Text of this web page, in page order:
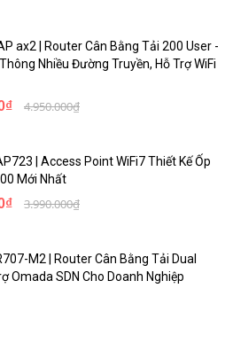
Key Gen2 Plus
được cài đặt dễ dàng, sử dụng trình
lập Bluetooth từ thiết bị di động của
UniFi Protect của bạn được thiết lập và
lý mạng UniFi SDN.
UniFi Protect ứng dụng di động.
hoặc QC 2.0 USB-C.
cấp lên 5 TB).
phía trước để xem chi tiết hệ thống.
ax2 | Router Cân Bằng Tải 200 User -
Nhiều Đường Truyền, Hỗ Trợ WiFi
4.950.000₫
| Access Point WiFi7 Thiết Kế Ốp
Mới Nhất
3.990.000₫
M2 | Router Cân Bằng Tải Dual
Omada SDN Cho Doanh Nghiệp